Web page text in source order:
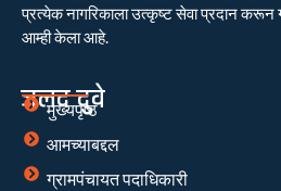
प्रत्येक नागरिकाला उत्कृष्ट सेवा प्रदान करून
आम्ही केला आहे.
जलद दुवे
मुख्यपृष्ठ
आमच्याबद्दल
ग्रामपंचायत पदाधिकारी